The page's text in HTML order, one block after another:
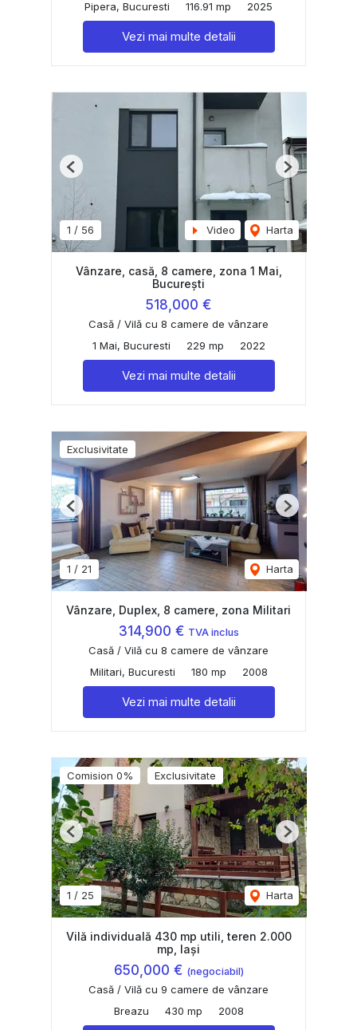
Pipera, Bucuresti 116.91 mp 2025
Vezi mai multe detalii
1 / 56 Video Harta
Previous Next
Vânzare, casă, 8 camere, zona 1 Mai,
București
518,000 €
Casă / Vilă cu 8 camere de vânzare
1 Mai, Bucuresti
229 mp 2022
Vezi mai multe detalii
Exclusivitate
1 / 21 Harta
Previous Next
Vânzare, Duplex, 8 camere, zona Militari
314,900 € TVA inclus
Casă / Vilă cu 8 camere de vânzare
Militari, Bucuresti
180 mp 2008
Vezi mai multe detalii
Comision 0% Exclusivitate
1 / 25 Harta
Previous Next
Vilă individuală 430 mp utili, teren 2.000
mp, Iași
650,000 € (negociabil)
Casă / Vilă cu 9 camere de vânzare
Breazu
430 mp 2008